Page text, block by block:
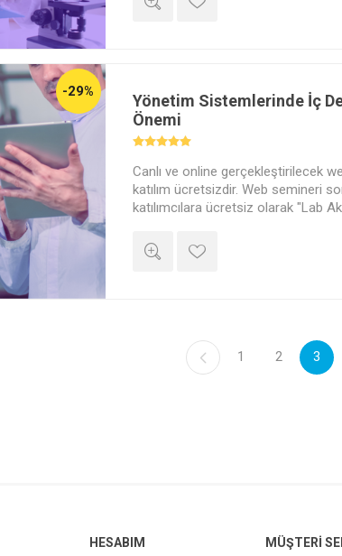
-29%
Yönetim Sistemlerinde İç
Önemi
Canlı ve online gerçekleştirilecek
katılım ücretsizdir. Web semineri
katılımcılara ücretsiz olarak "Lab
1 2 3
HESABIM MÜŞTERI